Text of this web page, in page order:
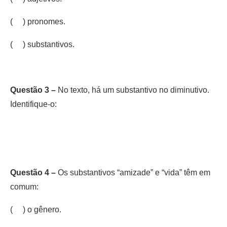
( ) pronomes.
( ) substantivos.
Questão 3 – No texto, há um substantivo no diminutivo.
Identifique-o:
Questão 4 – Os substantivos “amizade” e “vida” têm em
comum:
( ) o gênero.